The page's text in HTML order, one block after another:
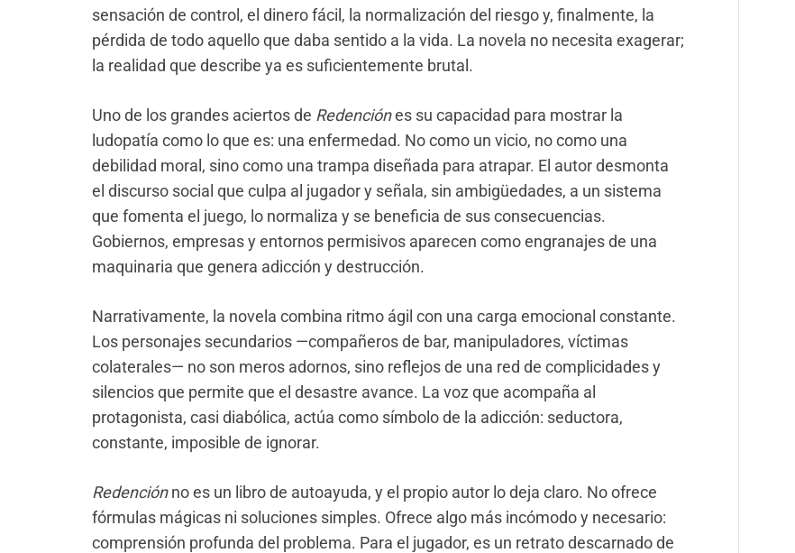
sensación de control, el dinero fácil, la normalización del riesgo y, finalmente, la
pérdida de todo aquello que daba sentido a la vida. La novela no necesita exagerar;
la realidad que describe ya es suficientemente brutal.
Uno de los grandes aciertos de Redenciónes su capacidad para mostrar la
ludopatía como lo que es: una enfermedad. No como un vicio, no como una
debilidad moral, sino como una trampa diseñada para atrapar. El autor desmonta
el discurso social que culpa al jugador y señala, sin ambigüedades, a un sistema
que fomenta el juego, lo normaliza y se beneficia de sus consecuencias.
Gobiernos, empresas y entornos permisivos aparecen como engranajes de una
maquinaria que genera adicción y destrucción.
Narrativamente, la novela combina ritmo ágil con una carga emocional constante.
Los personajes secundarios —compañeros de bar, manipuladores, víctimas
colaterales— no son meros adornos, sino reflejos de una red de complicidades y
silencios que permite que el desastre avance. La voz que acompaña al
protagonista, casi diabólica, actúa como símbolo de la adicción: seductora,
constante, imposible de ignorar.
Redenciónno es un libro de autoayuda, y el propio autor lo deja claro. No ofrece
fórmulas mágicas ni soluciones simples. Ofrece algo más incómodo y necesario:
comprensión profunda del problema. Para el jugador, es un retrato descarnado de